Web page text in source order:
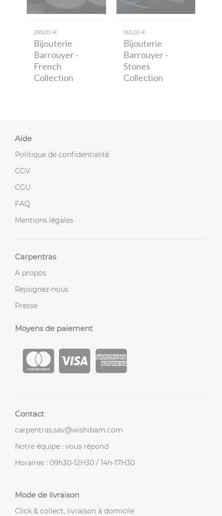
295,00 €
Bijouterie
Barrouyer-
French
Collection
165,00 €
Bijouterie
Barrouyer-
Stones
Collection
Aide
Politique de confidentialité
CGV
CGU
FAQ
Mentions légales
Carpentras
A propos
Rejoignez-nous
Presse
Moyens de paiement
Contact
carpentras.sav@wishibam.com
Notre équipe : vous répond
Horaires : 09h30-12H30 / 14h-17H30
Mode de livraison
Click & collect, livraison à domicile